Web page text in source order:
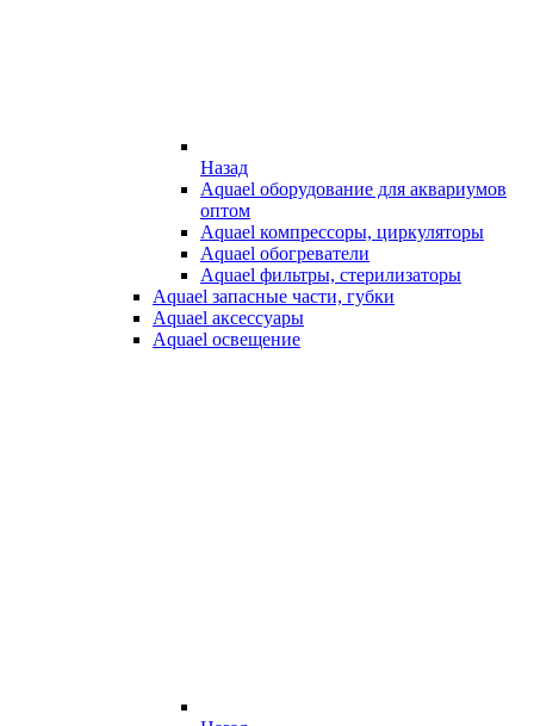
Назад
Aquael оборудование для аквариумов
оптом
Aquael компрессоры, циркуляторы
Aquael обогреватели
Aquael фильтры, стерилизаторы
Aquael запасные части, губки
Aquael аксессуары
Aquael освещение